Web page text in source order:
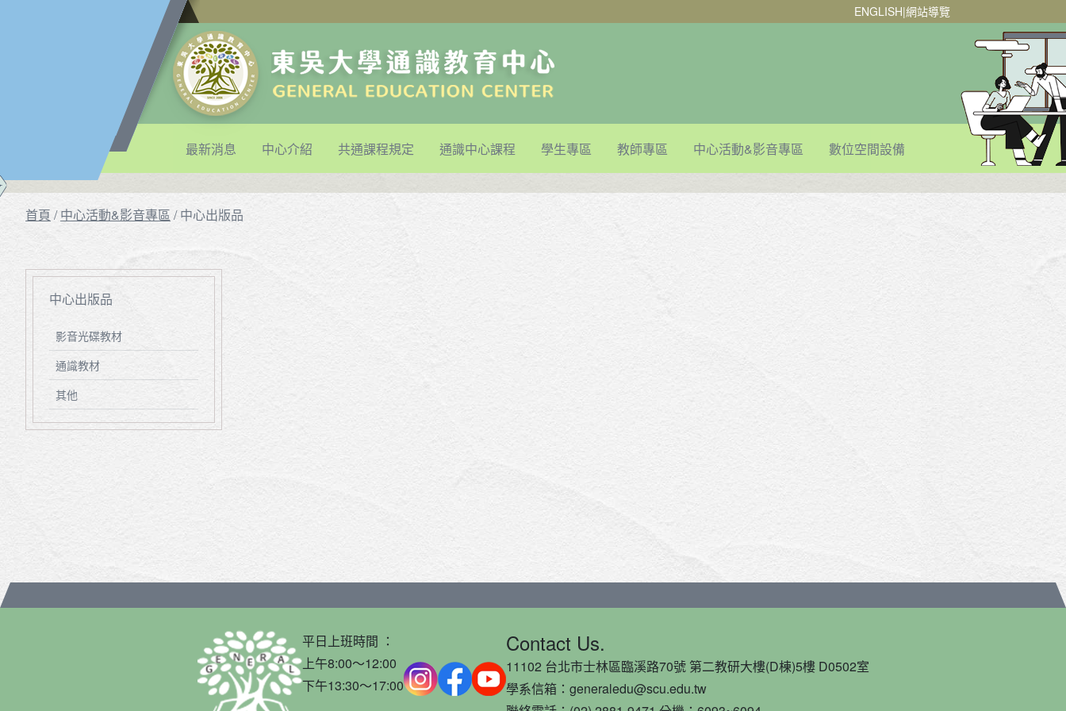
ENGLISH|網站導覽
最新消息 中心介紹 共通課程規定 通識中心課程 學生專區 教師專區 中心活動&影音專區 數位空間設備
首頁 /中心活動&影音專區 /中心出版品
中心出版品
影音光碟教材
通識教材
其他
平日上班時間 ：
上午8:00～12:00
下午13:30～17:00
Contact Us.
11102 台北市士林區臨溪路70號 第二教研大樓(D棟)5樓 D0502室
學系信箱：generaledu@scu.edu.tw